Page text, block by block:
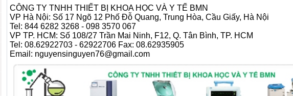
CÔNG TY TNHH THIẾT BỊ KHOA HỌC VÀ Y TẾ BMN
VP Hà Nội: Số 17 Ngõ 12 Phố Đỗ Quang, Trung Hòa, Cầu Giấy, Hà Nội
Tel: 844 6282 3268 - 098 3570 067
VP TP. HCM: Số 108/27 Trần Mai Ninh, F12, Q. Tân Bình, TP. HCM
Tel: 08.62922703 - 62922706 Fax: 08.62935905
Email: nguyensinguyen76@gmail.com